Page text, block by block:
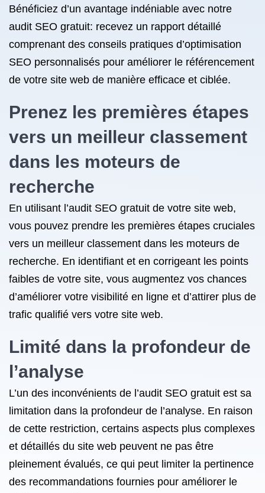
Bénéficiez d’un avantage indéniable avec notre
audit SEO gratuit: recevez un rapport détaillé
comprenant des conseils pratiques d’optimisation
SEO personnalisés pour améliorer le référencement
de votre site web de manière efficace et ciblée.
Prenez les premières étapes
vers un meilleur classement
dans les moteurs de
recherche
En utilisant l’audit SEO gratuit de votre site web,
vous pouvez prendre les premières étapes cruciales
vers un meilleur classement dans les moteurs de
recherche. En identifiant et en corrigeant les points
faibles de votre site, vous augmentez vos chances
d’améliorer votre visibilité en ligne et d’attirer plus de
trafic qualifié vers votre site web.
Limité dans la profondeur de
l’analyse
L’un des inconvénients de l’audit SEO gratuit est sa
limitation dans la profondeur de l’analyse. En raison
de cette restriction, certains aspects plus complexes
et détaillés du site web peuvent ne pas être
pleinement évalués, ce qui peut limiter la pertinence
des recommandations fournies pour améliorer le